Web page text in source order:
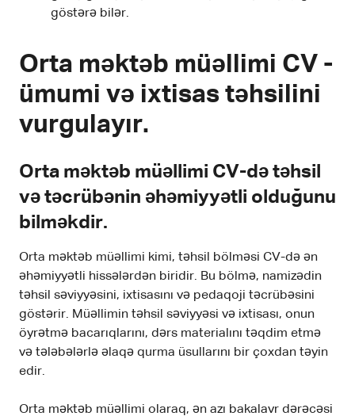
göstərə bilər.
Orta məktəb müəllimi CV -
ümumi və ixtisas təhsilini
vurgulayır.
Orta məktəb müəllimi CV-də təhsil
və təcrübənin əhəmiyyətli olduğunu
bilməkdir.
Orta məktəb müəllimi kimi, təhsil bölməsi CV-də ən
əhəmiyyətli hissələrdən biridir. Bu bölmə, namizədin
təhsil səviyyəsini, ixtisasını və pedaqoji təcrübəsini
göstərir. Müəllimin təhsil səviyyəsi və ixtisası, onun
öyrətmə bacarıqlarını, dərs materialını təqdim etmə
və tələbələrlə əlaqə qurma üsullarını bir çoxdan təyin
edir.
Orta məktəb müəllimi olaraq, ən azı bakalavr dərəcəsi